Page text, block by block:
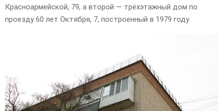
Красноармейской, 79, а второй — трёхэтажный дом по
проезду 60 лет Октября, 7, построенный в 1979 году.